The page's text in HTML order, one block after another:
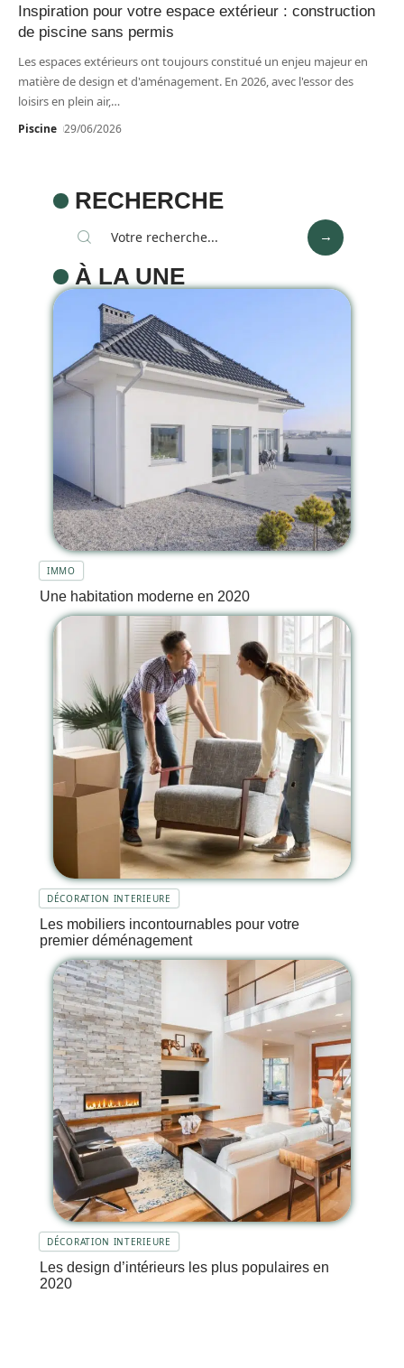
Inspiration pour votre espace extérieur : construction
de piscine sans permis
Les espaces extérieurs ont toujours constitué un enjeu majeur en
matière de design et d'aménagement. En 2026, avec l'essor des
loisirs en plein air,…
Piscine 29/06/2026
RECHERCHE
À LA UNE
IMMO
Une habitation moderne en 2020
DÉCORATION INTERIEURE
Les mobiliers incontournables pour votre
premier déménagement
DÉCORATION INTERIEURE
Les design d’intérieurs les plus populaires en
2020